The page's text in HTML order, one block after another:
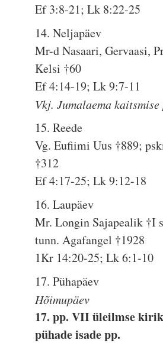
Ef 3:8-21; Lk 8:22-25
14. Neljapäev
Mr-d Nasaari, Gervaasi,
Kelsi †60
Ef 4:14-19; Lk 9:7-11
Vkj. Jumalaema kaitsmise
15. Reede
Vg. Eufiimi Uus †889;
†312
Ef 4:17-25; Lk 9:12-18
16. Laupäev
Mr. Longin Sajapealik †I
tunn. Agafangel †1928
1Kr 14:20-25; Lk 6:1-10
17. Pühapäev
Hõimupäev
17. pp. VII üleilmse
pühade isade pp.